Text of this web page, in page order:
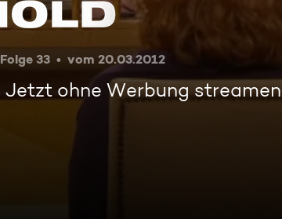
Folge 33 vom 20.03.2012
Jetzt ohne Werbung streamen